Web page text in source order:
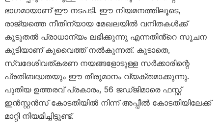
ഭാഗമായാണ് ഈ നടപടി. ഈ നിയമനത്തിലൂടെ,
രാജ്യത്തെ നീതിന്യായ മേഖലയിൽ വനിതകൾക്ക്
കൂടുതൽ പ്രാധാന്യം ലഭിക്കുന്നു എന്നതിൻ്റെ സൂചന
കൂടിയാണ് കുവൈത്ത് നൽകുന്നത്. കൂടാതെ,
സ്വദേശിവത്കരണ നയങ്ങളോടുള്ള സർക്കാരിന്റെ
പ്രതിബദ്ധതയും ഈ തീരുമാനം വ്യക്തമാക്കുന്നു.
പുതിയ ഉത്തരവ് പ്രകാരം, 56 ജഡ്ജിമാരെ ഫസ്റ്റ്
ഇൻസ്റ്റൻസ് കോടതിയിൽ നിന്ന് അപ്പീൽ കോടതിയിലേക്ക്
മാറ്റി നിയമിച്ചിട്ടുണ്ട്.